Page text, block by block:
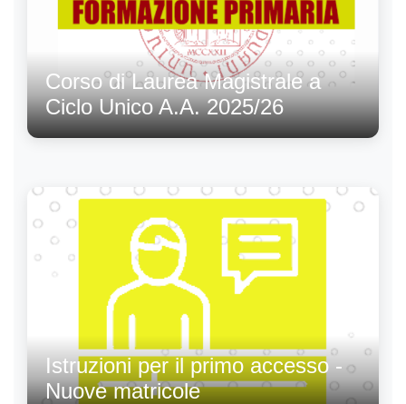
Corso di Laurea Magistrale a
Ciclo Unico A.A. 2025/26
Istruzioni per il primo accesso -
Nuove matricole